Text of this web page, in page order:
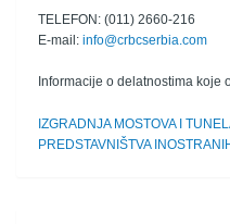
TELEFON: (011) 2660-216
E-mail: info@crbcserbia.com
Informacije o delatnostima koje
IZGRADNJA MOSTOVA I
PREDSTAVNIŠTVA